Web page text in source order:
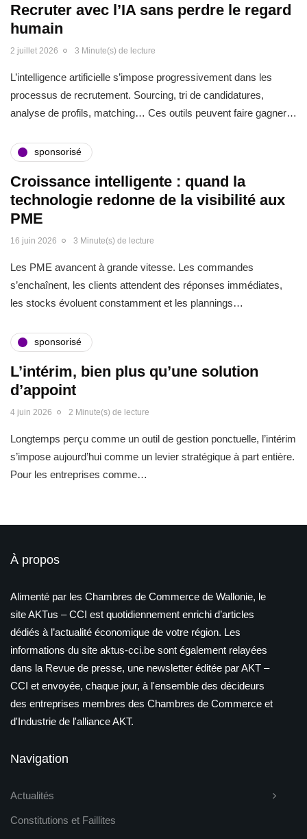
Recruter avec l’IA sans perdre le regard
humain
2 juillet 2026 3 Minute(s) de lecture
L’intelligence artificielle s’impose progressivement dans les
processus de recrutement. Sourcing, tri de candidatures,
analyse de profils, matching… Ces outils peuvent faire gagner…
sponsorisé
Croissance intelligente : quand la
technologie redonne de la visibilité aux
PME
16 juin 2026 3 Minute(s) de lecture
Les PME avancent à grande vitesse. Les commandes
s’enchaînent, les clients attendent des réponses immédiates,
les stocks évoluent constamment et les plannings…
sponsorisé
L’intérim, bien plus qu’une solution
d’appoint
4 juin 2026 2 Minute(s) de lecture
Longtemps perçu comme un outil de gestion ponctuelle, l’intérim
s’impose aujourd’hui comme un levier stratégique à part entière.
Pour les entreprises comme…
À propos
Alimenté par les Chambres de Commerce de Wallonie, le
site AKTus – CCI est quotidiennement enrichi d’articles
dédiés à l’actualité économique de votre région. Les
informations du site aktus-cci.be sont également relayées
dans la Revue de presse, une newsletter éditée par AKT –
CCI et envoyée, chaque jour, à l'ensemble des décideurs
des entreprises membres des Chambres de Commerce et
d'Industrie de l'alliance AKT.
Navigation
Actualités
Constitutions et Faillites